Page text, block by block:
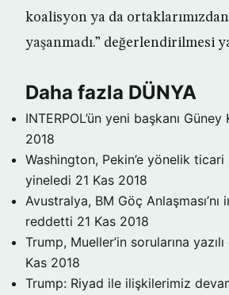
koalisyon ya da
yaşanmadı.” değerlendirilmesi
Daha fazla DÜNYA
INTERPOL’ün yeni başkanı Güney
2018
Washington, Pekin’e yönelik ticari
yineledi 21 Kas 2018
Avustralya, BM Göç Anlaşması’nı
reddetti 21 Kas 2018
Trump, Mueller’in sorularına
Kas 2018
Trump: Riyad ile ilişkilerimiz